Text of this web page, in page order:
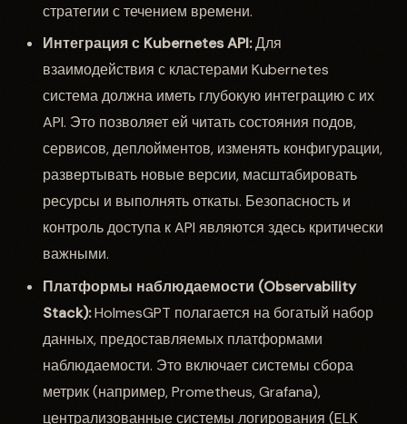
стратегии с течением времени.
Интеграция с Kubernetes API:Для
взаимодействия с кластерами Kubernetes
система должна иметь глубокую интеграцию с их
API. Это позволяет ей читать состояния подов,
сервисов, деплойментов, изменять конфигурации,
развертывать новые версии, масштабировать
ресурсы и выполнять откаты. Безопасность и
контроль доступа к API являются здесь критически
важными.
Платформы наблюдаемости (Observability
Stack):HolmesGPT полагается на богатый набор
данных, предоставляемых платформами
наблюдаемости. Это включает системы сбора
метрик (например, Prometheus, Grafana),
централизованные системы логирования (ELK